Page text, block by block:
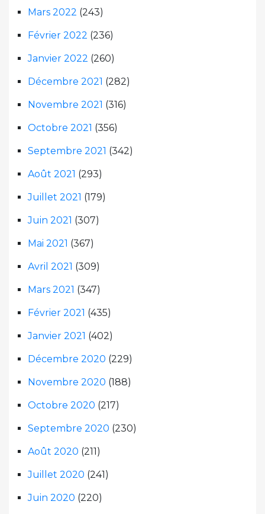
Mars 2022 (243)
Février 2022 (236)
Janvier 2022 (260)
Décembre 2021 (282)
Novembre 2021 (316)
Octobre 2021 (356)
Septembre 2021 (342)
Août 2021 (293)
Juillet 2021 (179)
Juin 2021 (307)
Mai 2021 (367)
Avril 2021 (309)
Mars 2021 (347)
Février 2021 (435)
Janvier 2021 (402)
Décembre 2020 (229)
Novembre 2020 (188)
Octobre 2020 (217)
Septembre 2020 (230)
Août 2020 (211)
Juillet 2020 (241)
Juin 2020 (220)